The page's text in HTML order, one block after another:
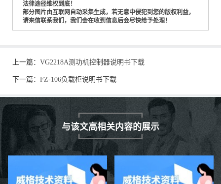
法律途径维权到底！
部分图片由互联网自动采集生成，若无意中侵犯到您的版权利益，
请来信联系我们，我们会在收到信息后会尽快给予处理！
上一篇： VG2218A测功机控制器说明书下载
下一篇： FZ-106负载柜说明书下载
与该文高相关内容的展示